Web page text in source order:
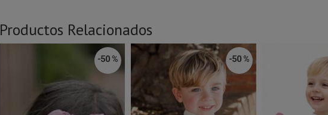
Productos Relacionados
-50 % -50 %